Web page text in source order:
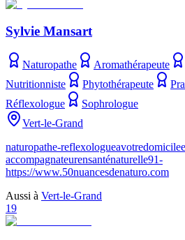
Sylvie Mansart
Naturopathe Aromathérapeute
Nutritionniste
Phytothérapeute
Réflexologue
Sophrologue
Vert-le-Grand
naturopathe-
accompagnateurensanténaturelle91-
https://www.50nuancesdenaturo.com
Aussi à Vert-le-Grand
19